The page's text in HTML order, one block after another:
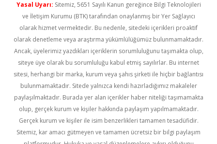
Yasal Uyarı: Sitemiz, 5651 Sayılı Kanun gereğince Bilgi Teknolojileri
ve İletişim Kurumu (BTK) tarafından onaylanmış bir Yer Sağlayıcı
olarak hizmet vermektedir. Bu nedenle, sitedeki içerikleri proaktif
olarak denetleme veya araştırma yükümlülüğümüz bulunmamaktadır.
Ancak, üyelerimiz yazdıkları içeriklerin sorumluluğunu taşımakta olup,
siteye üye olarak bu sorumluluğu kabul etmiş sayılırlar. Bu internet
sitesi, herhangi bir marka, kurum veya şahıs şirketi ile hiçbir bağlantısı
bulunmamaktadır. Sitede yalnızca kendi hazırladığımız makaleler
paylaşılmaktadır. Burada yer alan içerikler haber niteliği taşımamakta
olup, gerçek kurum ve kişiler hakkında paylaşım yapılmamaktadır.
Gerçek kurum ve kişiler ile isim benzerlikleri tamamen tesadüfidir.
Sitemiz, kar amacı gütmeyen ve tamamen ücretsiz bir bilgi paylaşım